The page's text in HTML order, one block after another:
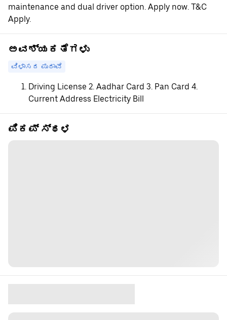
maintenance and dual driver option. Apply now. T&C
Apply.
ಅವಶ್ಯಕತೆಗಳು
ವಿಳಾಸದ ಪುರಾವೆ
Driving License 2. Aadhar Card 3. Pan Card 4.
Current Address Electricity Bill
ಪಿಕಪ್ ಸ್ಥಳ